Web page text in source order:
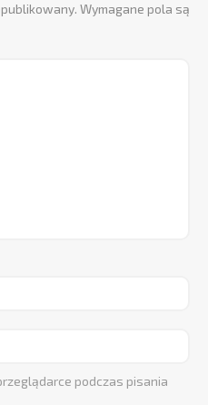
Wymagane pola są
podczas pisania